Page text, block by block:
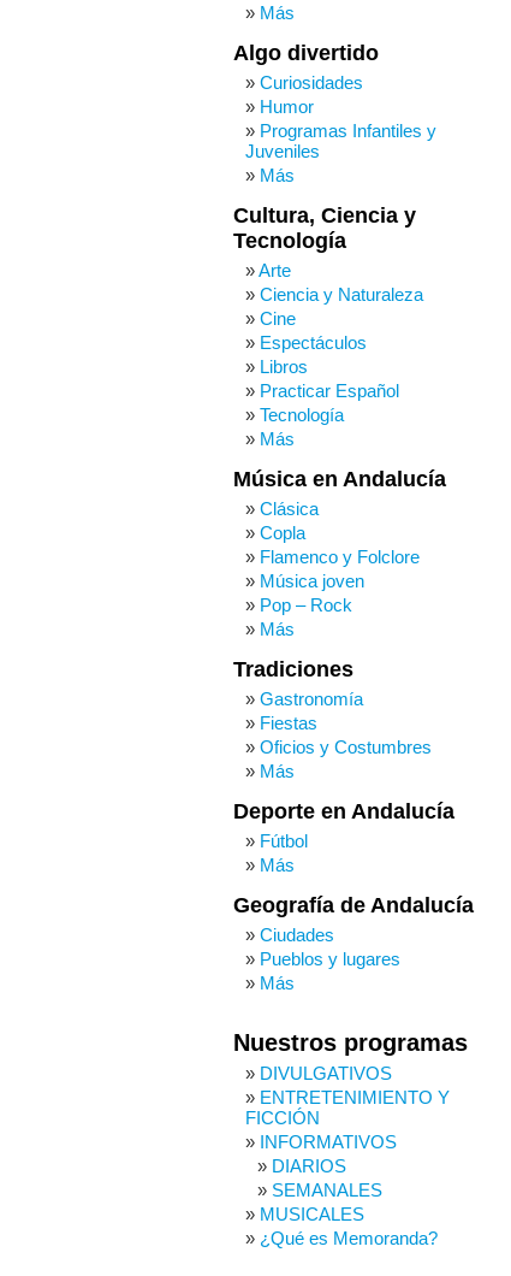
Más
Algo divertido
Curiosidades
Humor
Programas Infantiles y
Juveniles
Más
Cultura, Ciencia y
Tecnología
Arte
Ciencia y Naturaleza
Cine
Espectáculos
Libros
Practicar Español
Tecnología
Más
Música en Andalucía
Clásica
Copla
Flamenco y Folclore
Música joven
Pop – Rock
Más
Tradiciones
Gastronomía
Fiestas
Oficios y Costumbres
Más
Deporte en Andalucía
Fútbol
Más
Geografía de Andalucía
Ciudades
Pueblos y lugares
Más
Nuestros programas
DIVULGATIVOS
ENTRETENIMIENTO Y
FICCIÓN
INFORMATIVOS
DIARIOS
SEMANALES
MUSICALES
¿Qué es Memoranda?